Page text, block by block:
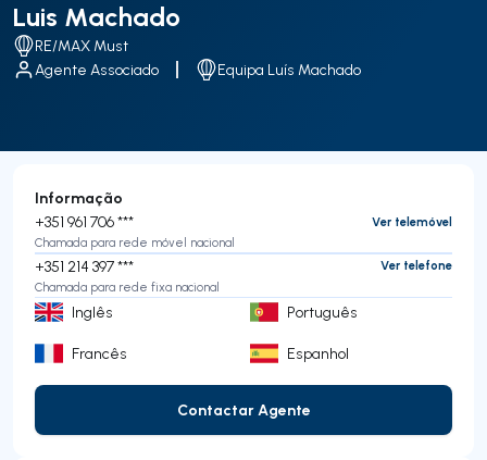
Luis Machado
RE/MAX Must
Agente Associado
Equipa Luís Machado
Informação
+351 961 706 ***
Ver telemóvel
Chamada para rede móvel nacional
+351 214 397 ***
Ver telefone
Chamada para rede fixa nacional
Inglês Português
Francês Espanhol
Contactar Agente
Contactar Agente